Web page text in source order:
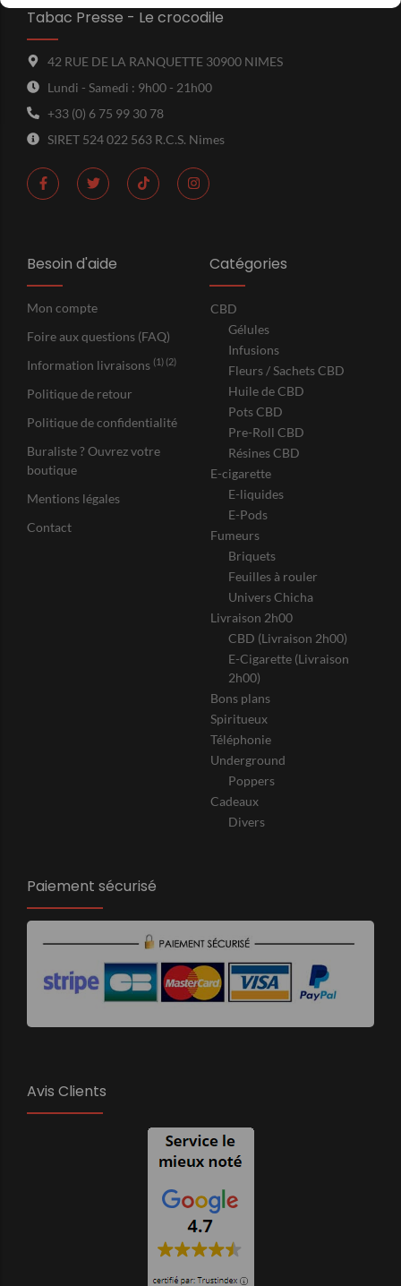
Tabac Presse - Le crocodile
42 RUE DE LA RANQUETTE 30900 NIMES
Lundi - Samedi : 9h00 - 21h00
+33 (0) 6 75 99 30 78
SIRET 524 022 563 R.C.S. Nimes
Besoin d'aide
Mon compte
Foire aux questions (FAQ)
Information livraisons (1) (2)
Politique de retour
Politique de confidentialité
Buraliste ? Ouvrez votre
boutique
Mentions légales
Contact
Catégories
CBD
Gélules
Infusions
Fleurs / Sachets CBD
Huile de CBD
Pots CBD
Pre-Roll CBD
Résines CBD
E-cigarette
E-liquides
E-Pods
Fumeurs
Briquets
Feuilles à rouler
Univers Chicha
Livraison 2h00
CBD (Livraison 2h00)
E-Cigarette (Livraison
2h00)
Bons plans
Spiritueux
Téléphonie
Underground
Poppers
Cadeaux
Divers
Paiement sécurisé
Avis Clients